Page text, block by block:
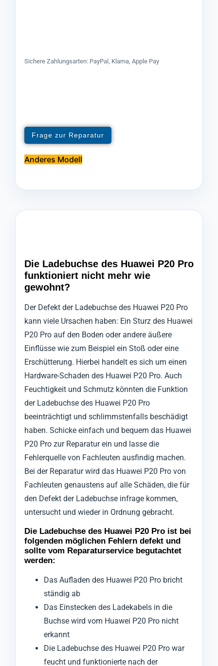
Sichere Zahlungsarten: PayPal, Klarna, Apple Pay
Frage zur Reparatur
Anderes Modell
Die Ladebuchse des Huawei P20 Pro
funktioniert nicht mehr wie
gewohnt?
Der Defekt der Ladebuchse des Huawei P20 Pro
kann viele Ursachen haben: Ein Sturz des Huawei
P20 Pro auf den Boden oder andere äußere
Einflüsse wie zum Beispiel ein Stoß oder eine
Erschütterung. Hierbei handelt es sich um einen
Hardware-Schaden des Huawei P20 Pro. Auch
Feuchtigkeit und Schmutz könnten die Funktion
der Ladebuchse des Huawei P20 Pro
beeinträchtigt und schlimmstenfalls beschädigt
haben. Schicke einfach und bequem das Huawei
P20 Pro zur Reparatur ein und lasse die
Fehlerquelle von Fachleuten ausfindig machen.
Bei der Reparatur wird das Huawei P20 Pro von
Fachleuten genaustens auf alle Schäden, die für
den Defekt der Ladebuchse infrage kommen,
untersucht und wieder in Ordnung gebracht.
Die Ladebuchse des Huawei P20 Pro ist bei
folgenden möglichen Fehlern defekt und
sollte vom Reparaturservice begutachtet
werden:
Das Aufladen des Huawei P20 Pro bricht
ständig ab
Das Einstecken des Ladekabels in die
Buchse wird vom Huawei P20 Pro nicht
erkannt
Die Ladebuchse des Huawei P20 Pro war
feucht und funktionierte nach der